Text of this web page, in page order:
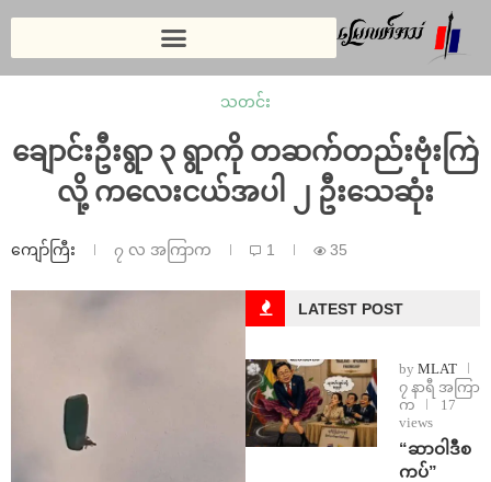
သတင်း
ချောင်းဦးရွာ ၃ ရွာကို တဆက်တည်းဗုံးကြဲ
လို့ ကလေးငယ်အပါ ၂ ဦးသေဆုံး
ကျော်ကြီး ၇ လ အကြာက 1 35
LATEST POST
by MLAT
၇ နာရီ အကြာ
က
17
views
“ဆာဝါဒီစ
ကပ်”